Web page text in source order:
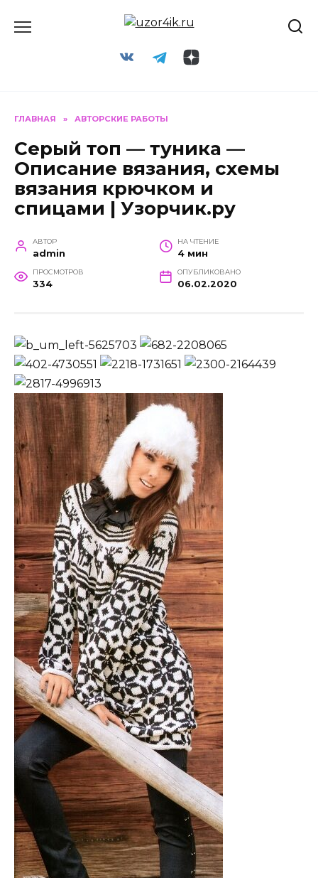
ГЛАВНАЯ » АВТОРСКИЕ РАБОТЫ
Серый топ — туника —
Описание вязания, схемы
вязания крючком и
спицами | Узорчик.ру
АВТОР
admin
НА ЧТЕНИЕ
4 мин
ПРОСМОТРОВ
334
ОПУБЛИКОВАНО
06.02.2020